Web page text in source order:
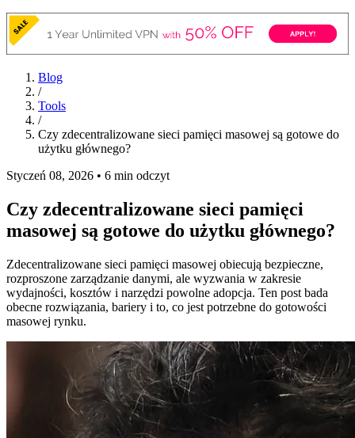
Blog
/
Tools
/
Czy zdecentralizowane sieci pamięci masowej są gotowe do
użytku głównego?
Styczeń 08, 2026 • 6 min odczyt
Czy zdecentralizowane sieci pamięci
masowej są gotowe do użytku głównego?
Zdecentralizowane sieci pamięci masowej obiecują bezpieczne,
rozproszone zarządzanie danymi, ale wyzwania w zakresie
wydajności, kosztów i narzędzi powolne adopcja. Ten post bada
obecne rozwiązania, bariery i to, co jest potrzebne do gotowości
masowej rynku.